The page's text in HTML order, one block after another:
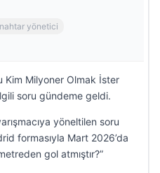
yönetici
Kim Milyoner Olmak İster
soru gündeme geldi.
yöneltilen soru
formasıyla Mart 2026’da
gol atmıştır?”